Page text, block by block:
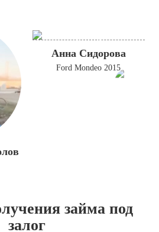
Анна Сидорова
Ford Mondeo 2015
займа под
залог